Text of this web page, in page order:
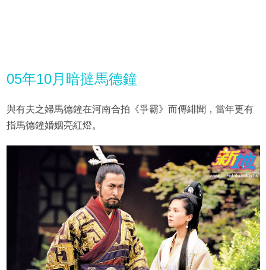
05年10月暗撻馬德鐘
與有夫之婦馬德鐘在河南合拍《爭霸》而傳緋聞，當年更有
指馬德鐘婚姻亮紅燈。